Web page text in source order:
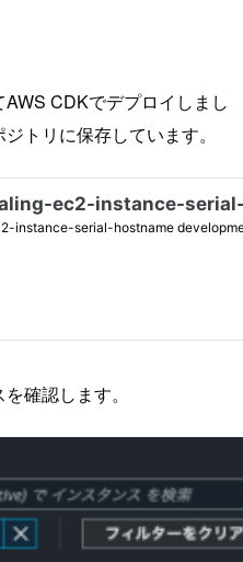
CDKでデプロイしまし
トリに保存しています。
確認します。